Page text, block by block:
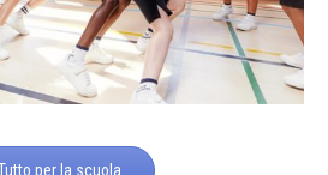
per la scuola